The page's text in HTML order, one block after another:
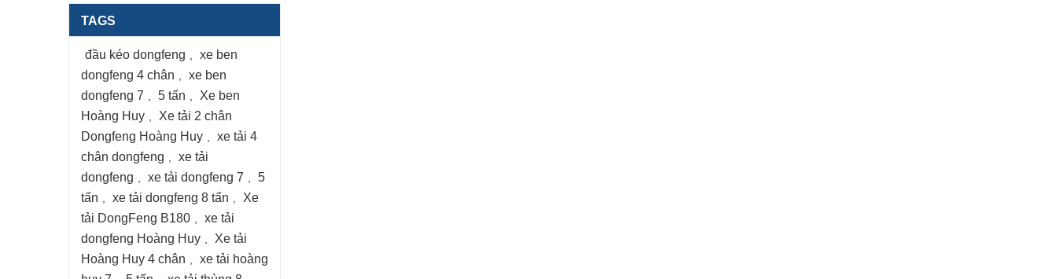
TAGS
đầu kéo dongfeng
xe ben
dongfeng 4 chân
xe ben
dongfeng 7
5 tấn
Xe ben
Hoàng Huy
Xe tải 2 chân
Dongfeng Hoàng Huy
xe tải 4
chân dongfeng
xe tải
dongfeng
xe tải dongfeng 7
5
tấn
xe tải dongfeng 8 tấn
Xe
tải DongFeng B180
xe tải
dongfeng Hoàng Huy
Xe tải
Hoàng Huy 4 chân
xe tải hoàng